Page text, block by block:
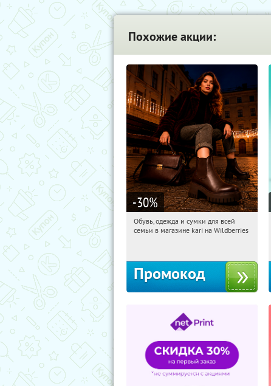
Похожие акции:
-30%
20:35:08 Получили:
Обувь, одежда и сумки для всей
семьи в магазине kari на Wildberries
Промокод